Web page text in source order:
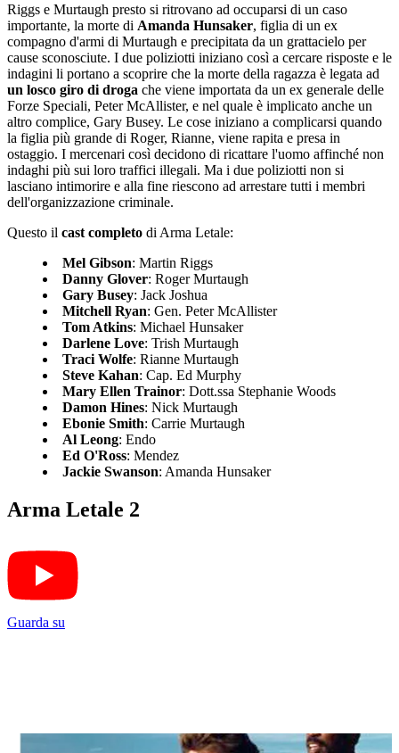
Riggs e Murtaugh presto si ritrovano ad occuparsi di un caso
importante, la morte di Amanda Hunsaker, figlia di un ex
compagno d'armi di Murtaugh e precipitata da un grattacielo per
cause sconosciute. I due poliziotti iniziano così a cercare risposte e le
indagini li portano a scoprire che la morte della ragazza è legata ad
un losco giro di droga che viene importata da un ex generale delle
Forze Speciali, Peter McAllister, e nel quale è implicato anche un
altro complice, Gary Busey. Le cose iniziano a complicarsi quando
la figlia più grande di Roger, Rianne, viene rapita e presa in
ostaggio. I mercenari così decidono di ricattare l'uomo affinché non
indaghi più sui loro traffici illegali. Ma i due poliziotti non si
lasciano intimorire e alla fine riescono ad arrestare tutti i membri
dell'organizzazione criminale.
Questo il cast completo di Arma Letale:
Mel Gibson: Martin Riggs
Danny Glover: Roger Murtaugh
Gary Busey: Jack Joshua
Mitchell Ryan: Gen. Peter McAllister
Tom Atkins: Michael Hunsaker
Darlene Love: Trish Murtaugh
Traci Wolfe: Rianne Murtaugh
Steve Kahan: Cap. Ed Murphy
Mary Ellen Trainor: Dott.ssa Stephanie Woods
Damon Hines: Nick Murtaugh
Ebonie Smith: Carrie Murtaugh
Al Leong: Endo
Ed O'Ross: Mendez
Jackie Swanson: Amanda Hunsaker
Arma Letale 2
Guarda su